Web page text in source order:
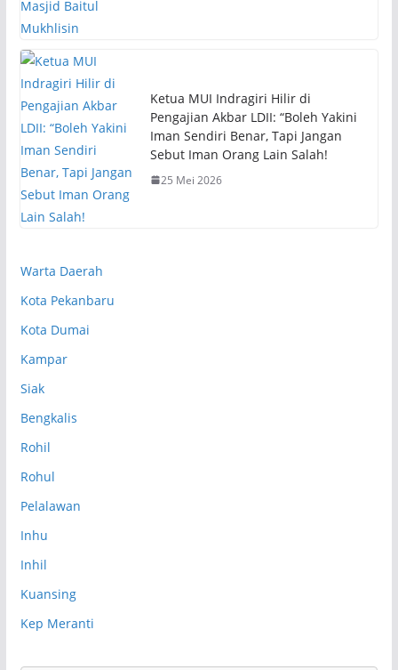
Ketua MUI Indragiri Hilir di
Pengajian Akbar LDII: “Boleh Yakini
Iman Sendiri Benar, Tapi Jangan
Sebut Iman Orang Lain Salah!
25 Mei 2026
Warta Daerah
Kota Pekanbaru
Kota Dumai
Kampar
Siak
Bengkalis
Rohil
Rohul
Pelalawan
Inhu
Inhil
Kuansing
Kep Meranti